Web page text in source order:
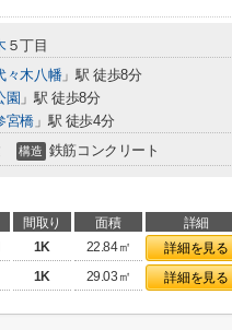
５丁目
々木八幡 」駅 徒歩8分
園 」駅 徒歩8分
宮橋 」駅 徒歩4分
構造 鉄筋コンクリート
間取り 面積 詳細
1K 22.84㎡ 詳細を見る
1K 29.03㎡ 詳細を見る